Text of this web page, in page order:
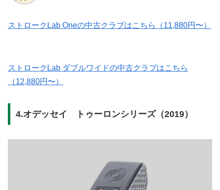
ストロークLab Oneの中古クラブはこちら（11,880円〜）
ストロークLab ダブルワイドの中古クラブはこちら
（12,880円〜）
4.オデッセイ トゥーロンシリーズ（2019）